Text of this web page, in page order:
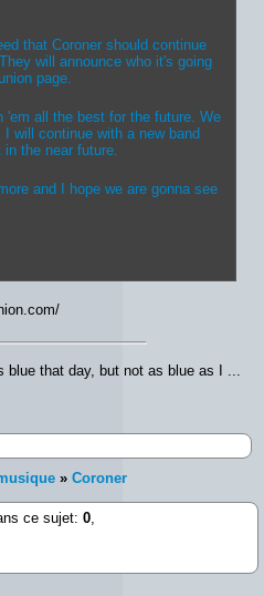
that Coroner should continue
will announce who it's going
page.
'em all the best for the future. We
will continue with a new band
the near future.
and I hope we are gonna see
blue that day, but not as blue as I ...
» Coroner
ce sujet: 0